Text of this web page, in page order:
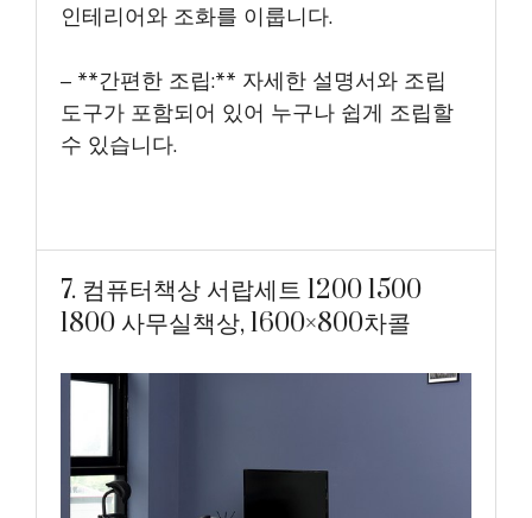
인테리어와 조화를 이룹니다.
– **간편한 조립:** 자세한 설명서와 조립
도구가 포함되어 있어 누구나 쉽게 조립할
수 있습니다.
7. 컴퓨터책상 서랍세트 1200 1500
1800 사무실책상, 1600×800차콜